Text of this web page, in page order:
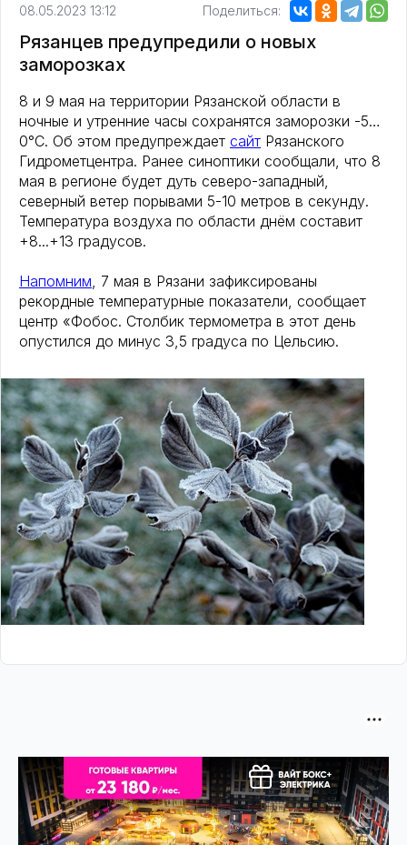
08.05.2023 13:12 Поделиться:
Рязанцев предупредили о новых
заморозках
8 и 9 мая на территории Рязанской области в
ночные и утренние часы сохранятся заморозки -5…
0°С. Об этом предупреждает сайт Рязанского
Гидрометцентра. Ранее синоптики сообщали, что 8
мая в регионе будет дуть северо-западный,
северный ветер порывами 5-10 метров в секунду.
Температура воздуха по области днём составит
+8...+13 градусов.
Напомним, 7 мая в Рязани зафиксированы
рекордные температурные показатели, сообщает
центр «Фобос. Столбик термометра в этот день
опустился до минус 3,5 градуса по Цельсию.